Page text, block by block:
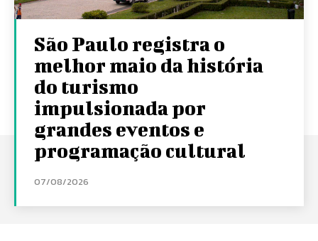
São Paulo registra o
melhor maio da história
do turismo
impulsionada por
grandes eventos e
programação cultural
07/08/2026